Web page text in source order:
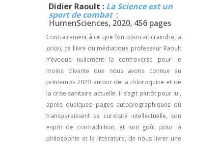
Didier Raoult : La Science est un
sport de combat ;
HumenSciences, 2020, 456 pages
Contrairement à ce que l’on pourrait craindre, a
priori, ce llivre du médiatique professeur Raoult
n’évoque nullement la controverse pour le
moins clivante que nous avons connue au
printemps 2020 autour de la chloroquine et de
la crise sanitaire actuelle. Il s’agit plutôt pour lui,
après quelques pages autobiographiques où
transparaissent sa curiosité intellectuelle, son
esprit de contradiction, et son goût pour la
philosophie et la littérature, de nous livrer une